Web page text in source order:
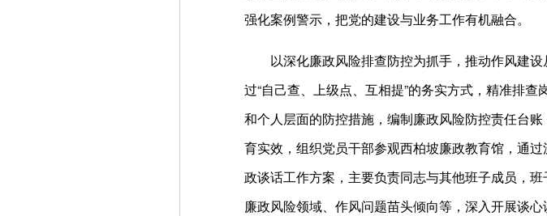
强化案例警示，把党的建设与业务工作有机融合。
以深化廉政风险排查防控为抓手，推动作风建
过“自己查、上级点、互相提”的务实方式，精准排
和个人层面的防控措施，编制廉政风险防控责任台
育实效，组织党员干部参观西柏坡廉政教育馆，通
政谈话工作方案，主要负责同志与其他班子成员，
廉政风险领域、作风问题苗头倾向等，深入开展谈